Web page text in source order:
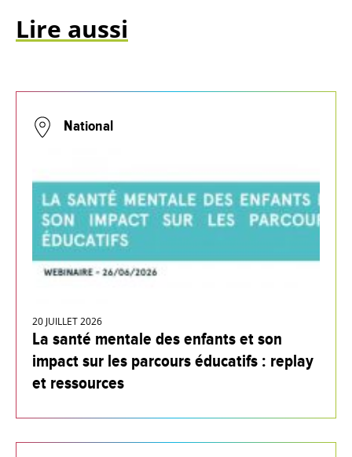
Lire aussi
National
20 JUILLET 2026
La santé mentale des enfants et son
impact sur les parcours éducatifs : replay
et ressources